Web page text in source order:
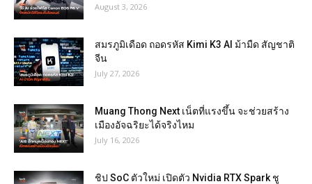
August 3, 2026
สมรภูมิเดือด ถอดรหัส Kimi K3 AI ม้ามืด สัญชาติ
จีน
July 27, 2026
Muang Thong Next เน็ตที่แรงขึ้น จะช่วยสร้าง
เมืองอัจฉริยะได้จริงไหม
July 16, 2026
ชิป SoC ตัวใหม่ เปิดตัว Nvidia RTX Spark ชู